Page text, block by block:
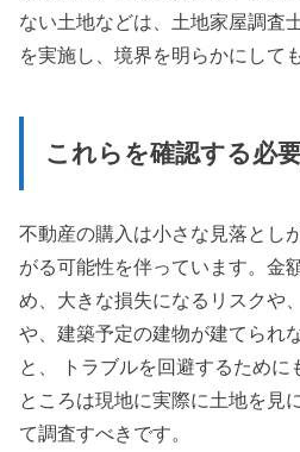
ない土地などは、土地家屋調査
を実施し、境界を明らかにして
これらを確認する必
不動産の購入は小さな見落とし
がる可能性を伴っています。金
め、大きな損失になるリスクや
や、建築予定の建物が建てられ
と、 トラブルを回避するために
ところは現地に実際に土地を見
て調査すべきです。